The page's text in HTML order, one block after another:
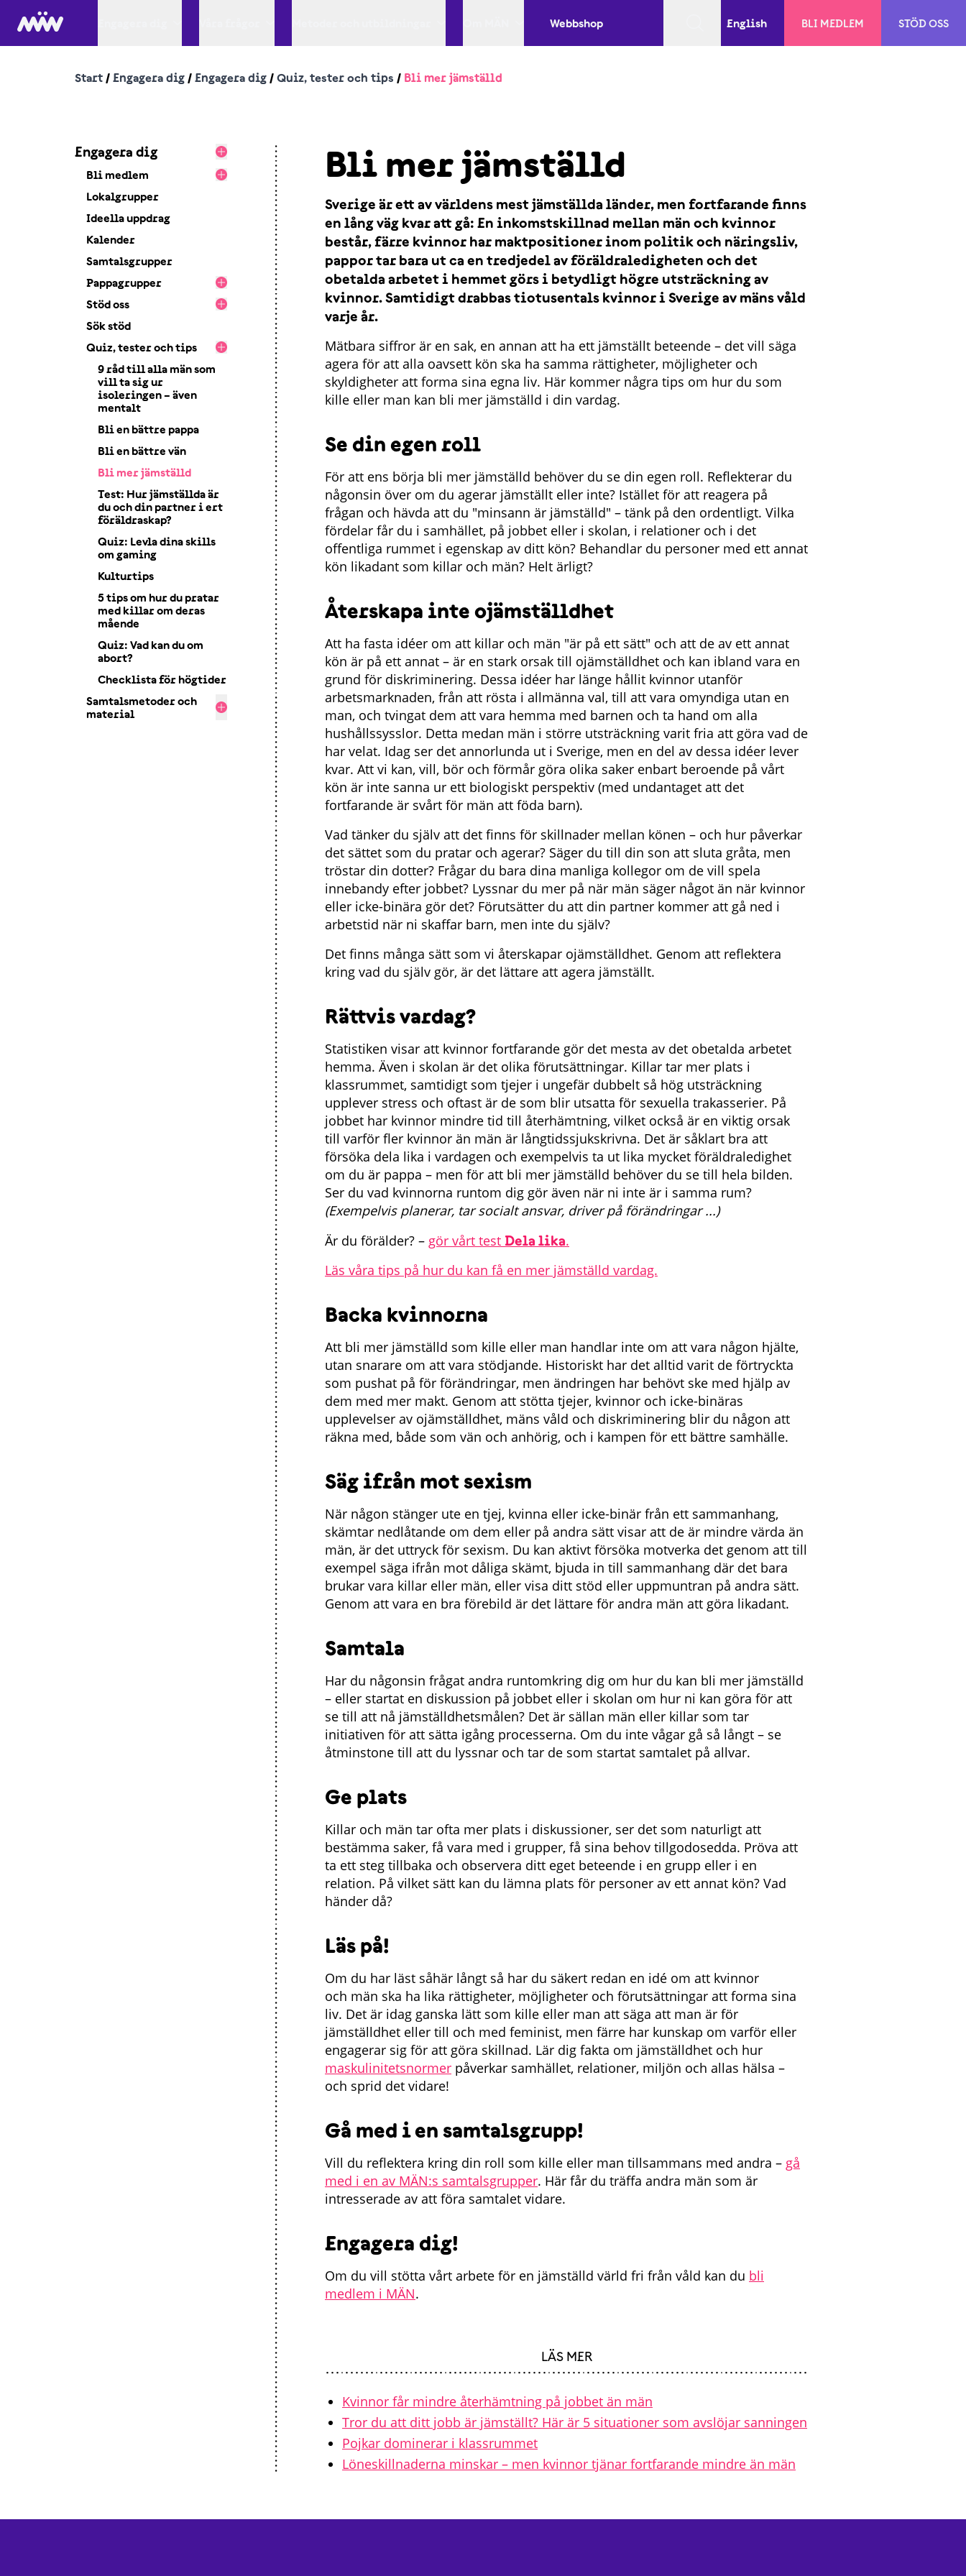
Webbshop English BLI MEDLEM STÖD OSS
Start / Engagera dig / Engagera dig / Quiz, tester och tips / Bli mer jämställd
Engagera dig
Bli medlem
Lokalgrupper
Ideella uppdrag
Kalender
Samtalsgrupper
Pappagrupper
Stöd oss
Sök stöd
Quiz, tester och tips
9 råd till alla män som
vill ta sig ur
isoleringen – även
mentalt
Bli en bättre pappa
Bli en bättre vän
Bli mer jämställd
Test: Hur jämställda är
du och din partner i ert
föräldraskap?
Quiz: Levla dina skills
om gaming
Kulturtips
5 tips om hur du pratar
med killar om deras
mående
Quiz: Vad kan du om
abort?
Checklista för högtider
Samtalsmetoder och
material
Bli mer jämställd
Sverige är ett av världens mest jämställda länder, men fortfarande finns
en lång väg kvar att gå: En inkomstskillnad mellan män och kvinnor
består, färre kvinnor har maktpositioner inom politik och näringsliv,
pappor tar bara ut ca en tredjedel av föräldraledigheten och det
obetalda arbetet i hemmet görs i betydligt högre utsträckning av
kvinnor. Samtidigt drabbas tiotusentals kvinnor i Sverige av mäns våld
varje år.
Mätbara siffror är en sak, en annan att ha ett jämställt beteende – det vill säga
agera för att alla oavsett kön ska ha samma rättigheter, möjligheter och
skyldigheter att forma sina egna liv. Här kommer några tips om hur du som
kille eller man kan bli mer jämställd i din vardag.
Se din egen roll
För att ens börja bli mer jämställd behöver du se din egen roll. Reflekterar du
någonsin över om du agerar jämställt eller inte? Istället för att reagera på
frågan och hävda att du "minsann är jämställd" – tänk på den ordentligt. Vilka
fördelar får du i samhället, på jobbet eller i skolan, i relationer och i det
offentliga rummet i egenskap av ditt kön? Behandlar du personer med ett annat
kön likadant som killar och män? Helt ärligt?
Återskapa inte ojämställdhet
Att ha fasta idéer om att killar och män "är på ett sätt" och att de av ett annat
kön är på ett annat – är en stark orsak till ojämställdhet och kan ibland vara en
grund för diskriminering. Dessa idéer har länge hållit kvinnor utanför
arbetsmarknaden, från att rösta i allmänna val, till att vara omyndiga utan en
man, och tvingat dem att vara hemma med barnen och ta hand om alla
hushållssysslor. Detta medan män i större utsträckning varit fria att göra vad de
har velat. Idag ser det annorlunda ut i Sverige, men en del av dessa idéer lever
kvar. Att vi kan, vill, bör och förmår göra olika saker enbart beroende på vårt
kön är inte sanna ur ett biologiskt perspektiv (med undantaget att det
fortfarande är svårt för män att föda barn).
Vad tänker du själv att det finns för skillnader mellan könen – och hur påverkar
det sättet som du pratar och agerar? Säger du till din son att sluta gråta, men
tröstar din dotter? Frågar du bara dina manliga kollegor om de vill spela
innebandy efter jobbet? Lyssnar du mer på när män säger något än när kvinnor
eller icke-binära gör det? Förutsätter du att din partner kommer att gå ned i
arbetstid när ni skaffar barn, men inte du själv?
Det finns många sätt som vi återskapar ojämställdhet. Genom att reflektera
kring vad du själv gör, är det lättare att agera jämställt.
Rättvis vardag?
Statistiken visar att kvinnor fortfarande gör det mesta av det obetalda arbetet
hemma. Även i skolan är det olika förutsättningar. Killar tar mer plats i
klassrummet, samtidigt som tjejer i ungefär dubbelt så hög utsträckning
upplever stress och oftast är de som blir utsatta för sexuella trakasserier. På
jobbet har kvinnor mindre tid till återhämtning, vilket också är en viktig orsak
till varför fler kvinnor än män är långtidssjukskrivna. Det är såklart bra att
försöka dela lika i vardagen och exempelvis ta ut lika mycket föräldraledighet
om du är pappa – men för att bli mer jämställd behöver du se till hela bilden.
Ser du vad kvinnorna runtom dig gör även när ni inte är i samma rum?
(Exempelvis planerar, tar socialt ansvar, driver på förändringar ...)
Är du förälder? – gör vårt test Dela lika.
Läs våra tips på hur du kan få en mer jämställd vardag.
Backa kvinnorna
Att bli mer jämställd som kille eller man handlar inte om att vara någon hjälte,
utan snarare om att vara stödjande. Historiskt har det alltid varit de förtryckta
som pushat på för förändringar, men ändringen har behövt ske med hjälp av
dem med mer makt. Genom att stötta tjejer, kvinnor och icke-binäras
upplevelser av ojämställdhet, mäns våld och diskriminering blir du någon att
räkna med, både som vän och anhörig, och i kampen för ett bättre samhälle.
Säg ifrån mot sexism
När någon stänger ute en tjej, kvinna eller icke-binär från ett sammanhang,
skämtar nedlåtande om dem eller på andra sätt visar att de är mindre värda än
män, är det uttryck för sexism. Du kan aktivt försöka motverka det genom att till
exempel säga ifrån mot dåliga skämt, bjuda in till sammanhang där det bara
brukar vara killar eller män, eller visa ditt stöd eller uppmuntran på andra sätt.
Genom att vara en bra förebild är det lättare för andra män att göra likadant.
Samtala
Har du någonsin frågat andra runtomkring dig om hur du kan bli mer jämställd
– eller startat en diskussion på jobbet eller i skolan om hur ni kan göra för att
se till att nå jämställdhetsmålen? Det är sällan män eller killar som tar
initiativen för att sätta igång processerna. Om du inte vågar gå så långt – se
åtminstone till att du lyssnar och tar de som startat samtalet på allvar.
Ge plats
Killar och män tar ofta mer plats i diskussioner, ser det som naturligt att
bestämma saker, få vara med i grupper, få sina behov tillgodosedda. Pröva att
ta ett steg tillbaka och observera ditt eget beteende i en grupp eller i en
relation. På vilket sätt kan du lämna plats för personer av ett annat kön? Vad
händer då?
Läs på!
Om du har läst såhär långt så har du säkert redan en idé om att kvinnor
och män ska ha lika rättigheter, möjligheter och förutsättningar att forma sina
liv. Det är idag ganska lätt som kille eller man att säga att man är för
jämställdhet eller till och med feminist, men färre har kunskap om varför eller
engagerar sig för att göra skillnad. Lär dig fakta om jämställdhet och hur
maskulinitetsnormer påverkar samhället, relationer, miljön och allas hälsa –
och sprid det vidare!
Gå med i en samtalsgrupp!
Vill du reflektera kring din roll som kille eller man tillsammans med andra – gå
med i en av MÄN:s samtalsgrupper. Här får du träffa andra män som är
intresserade av att föra samtalet vidare.
Engagera dig!
Om du vill stötta vårt arbete för en jämställd värld fri från våld kan du bli
medlem i MÄN.
LÄS MER
Kvinnor får mindre återhämtning på jobbet än män
Tror du att ditt jobb är jämställt? Här är 5 situationer som avslöjar sanningen
Pojkar dominerar i klassrummet
Löneskillnaderna minskar – men kvinnor tjänar fortfarande mindre än män